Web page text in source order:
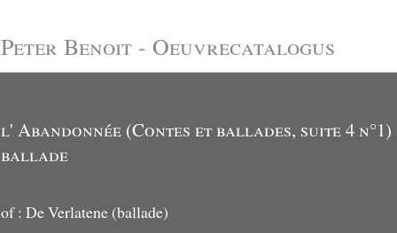
Peter Benoit - Oeuvrecatalogus
l' Abandonnée (Contes et ballades, suite 4 n°1)
ballade
of : De Verlatene (ballade)